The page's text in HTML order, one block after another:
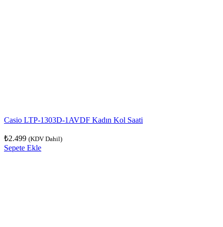
Casio LTP-1303D-1AVDF Kadın Kol Saati
₺2.499 (KDV Dahil)
Sepete Ekle